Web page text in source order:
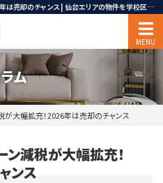
| 中古住宅の住宅ローン減税が大幅拡充！2026年は売却のチャンス | 仙台エリアの物件を学校区から検索できます。一戸建て、マンション、土地、事業用・投資用不動産ならリバースゲート
ム
大幅拡充！2026年は売却のチャンス
減税が大幅拡充！
ンス